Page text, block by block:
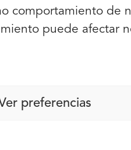
comportamiento de
puede afectar
preferencias